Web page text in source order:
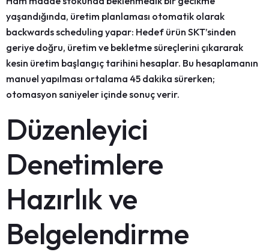
yaşandığında, üretim planlaması otomatik olarak
backwards scheduling yapar: Hedef ürün SKT’sinden
geriye doğru, üretim ve bekletme süreçlerini çıkararak
kesin üretim başlangıç tarihini hesaplar. Bu hesaplamanın
manuel yapılması ortalama 45 dakika sürerken;
otomasyon saniyeler içinde sonuç verir.
Düzenleyici
Denetimlere
Hazırlık ve
Belgelendirme